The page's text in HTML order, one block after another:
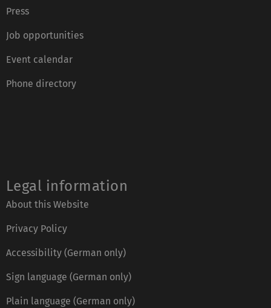
Press
Job opportunities
Event calendar
Phone directory
Legal information
About this Website
Privacy Policy
Accessibility (German only)
Sign language (German only)
Plain language (German only)